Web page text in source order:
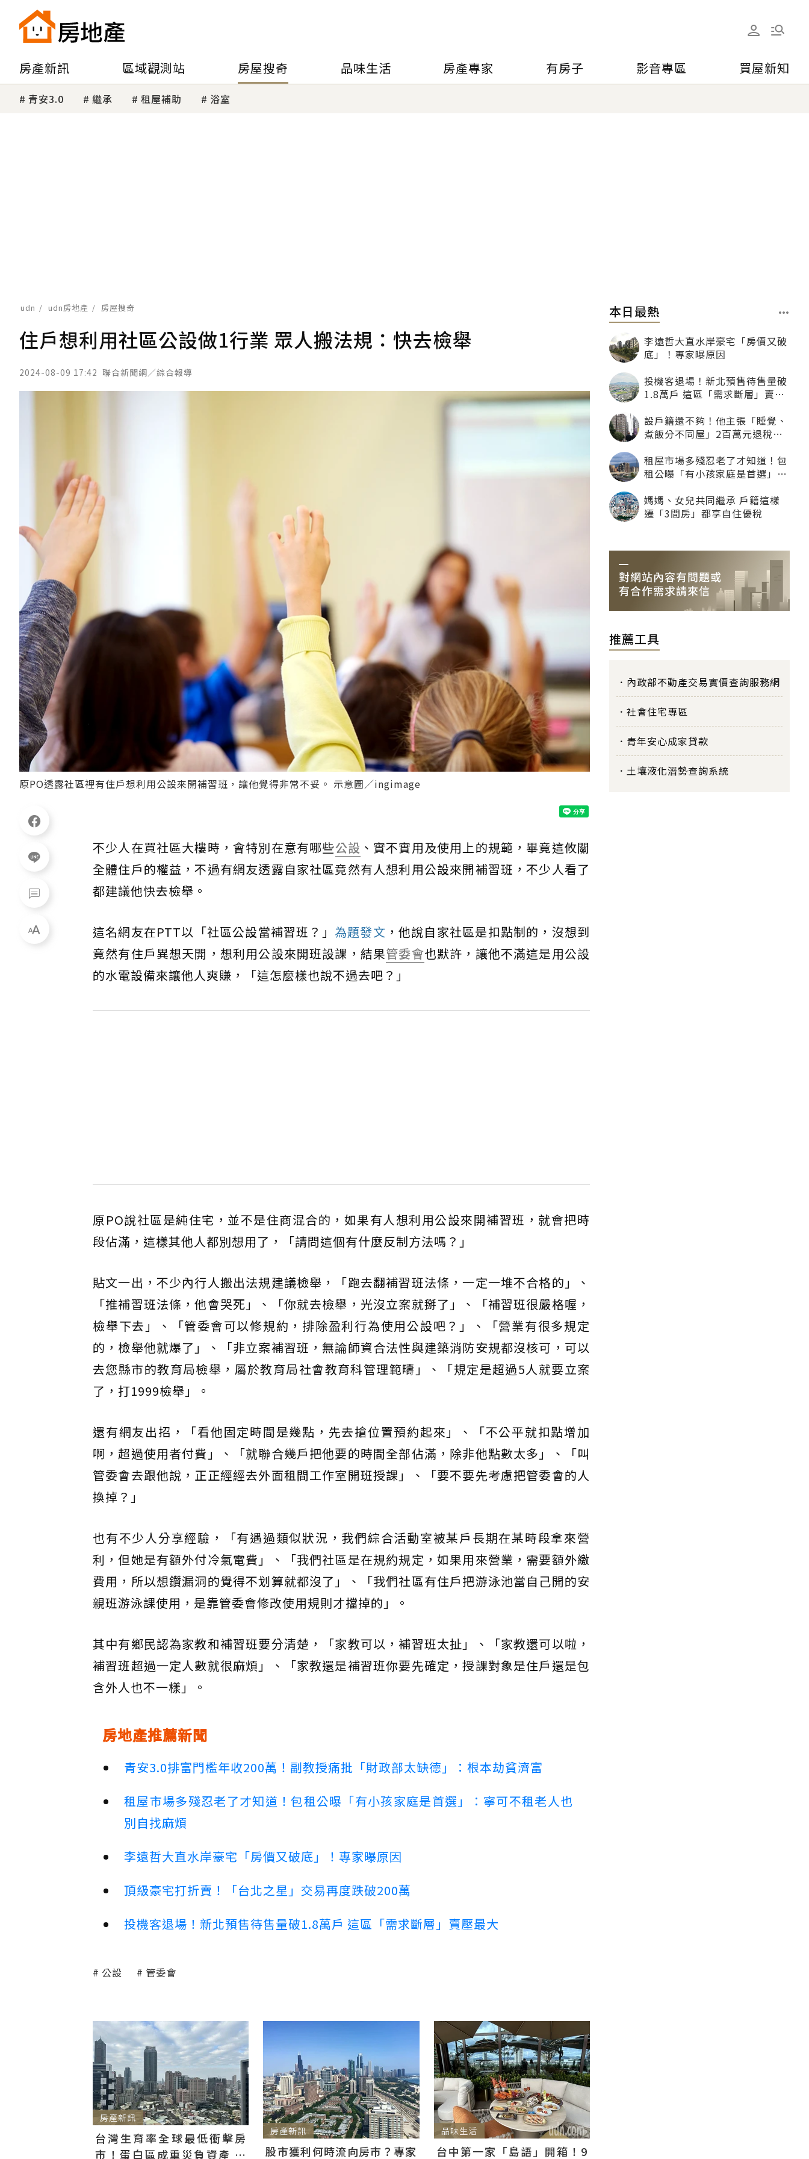
房產新訊 區域觀測站 房屋搜奇 品味生活 房產專家 有房子 影音專區 買屋新知
青安3.0 繼承 租屋補助 浴室
udn udn房地產 房屋搜奇
住戶想利用社區公設做1行業 眾人搬法規：快去檢舉
2024-08-09 17:42 聯合新聞網／綜合報導
原PO透露社區裡有住戶想利用公設來開補習班，讓他覺得非常不妥。 示意圖／ingimage
不少人在買社區大樓時，會特別在意有哪些公設 、實不實用及使用上的規範，畢竟這攸關
全體住戶的權益，不過有網友透露自家社區竟然有人想利用公設來開補習班，不少人看了
都建議他快去檢舉。
這名網友在PTT以「社區公設當補習班？」 為題發文 ，他說自家社區是扣點制的，沒想到
竟然有住戶異想天開，想利用公設來開班設課，結果管委會也默許，讓他不滿這是用公設
的水電設備來讓他人爽賺，「這怎麼樣也說不過去吧？」
原PO說社區是純住宅，並不是住商混合的，如果有人想利用公設來開補習班，就會把時
段佔滿，這樣其他人都別想用了，「請問這個有什麼反制方法嗎？」
貼文一出，不少內行人搬出法規建議檢舉，「跑去翻補習班法條，一定一堆不合格的」、
「推補習班法條，他會哭死」、「你就去檢舉，光沒立案就掰了」、「補習班很嚴格喔，
檢舉下去」、「管委會可以修規約，排除盈利行為使用公設吧？」、「營業有很多規定
的，檢舉他就爆了」、「非立案補習班，無論師資合法性與建築消防安規都沒核可，可以
去您縣市的教育局檢舉，屬於教育局社會教育科管理範疇」、「規定是超過5人就要立案
了，打1999檢舉」。
還有網友出招，「看他固定時間是幾點，先去搶位置預約起來」、「不公平就扣點增加
啊，超過使用者付費」、「就聯合幾戶把他要的時間全部佔滿，除非他點數太多」、「叫
管委會去跟他說，正正經經去外面租間工作室開班授課」、「要不要先考慮把管委會的人
換掉？」
也有不少人分享經驗，「有遇過類似狀況，我們綜合活動室被某戶長期在某時段拿來營
利，但她是有額外付冷氣電費」、「我們社區是在規約規定，如果用來營業，需要額外繳
費用，所以想鑽漏洞的覺得不划算就都沒了」、「我們社區有住戶把游泳池當自己開的安
親班游泳課使用，是靠管委會修改使用規則才擋掉的」。
其中有鄉民認為家教和補習班要分清楚，「家教可以，補習班太扯」、「家教還可以啦，
補習班超過一定人數就很麻煩」、「家教還是補習班你要先確定，授課對象是住戶還是包
含外人也不一樣」。
房地產推薦新聞
青安3.0排富門檻年收200萬！副教授痛批「財政部太缺德」：根本劫貧濟富
租屋市場多殘忍老了才知道！包租公曝「有小孩家庭是首選」：寧可不租老人也
別自找麻煩
李遠哲大直水岸豪宅「房價又破底」！專家曝原因
頂級豪宅打折賣！「台北之星」交易再度跌破200萬
投機客退場！新北預售待售量破1.8萬戶 這區「需求斷層」賣壓最大
公設 管委會
房產新訊
台灣生育率全球最低衝擊房
市！蛋白區成重災負資產 都
房產新訊
股市獲利何時流向房市？專家
品味生活
台中第一家「島語」開箱！9
本日最熱
李遠哲大直水岸豪宅「房價又破
底」！專家曝原因
投機客退場！新北預售待售量破
1.8萬戶 這區「需求斷層」賣壓
設戶籍還不夠！他主張「睡覺、
煮飯分不同屋」2百萬元退稅照
租屋市場多殘忍老了才知道！包
租公曝「有小孩家庭是首選」：
媽媽、女兒共同繼承 戶籍這樣
遷「3間房」都享自住優稅
推薦工具
內政部不動產交易實價查詢服務網
社會住宅專區
青年安心成家貸款
土壤液化潛勢查詢系統